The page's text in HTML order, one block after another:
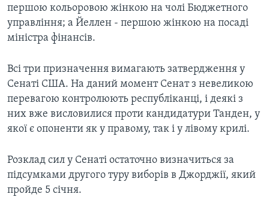
першою кольоровою жінкою на чолі Бюджетного
управління; а Йеллен - першою жінкою на посаді
міністра фінансів.
Всі три призначення вимагають затвердження у
Сенаті США. На даний момент Сенат з невеликою
перевагою контролюють республіканці, і деякі з
них вже висловилися проти кандидатури Танден, у
якої є опоненти як у правому, так і у лівому крилі.
Розклад сил у Сенаті остаточно визначиться за
підсумками другого туру виборів в Джорджії, який
пройде 5 січня.